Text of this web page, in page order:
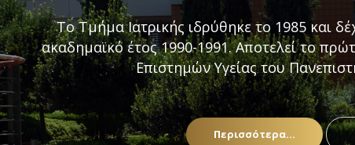
Το Τμήμα Ιατρικής ιδρύθηκε το 1985 και
ακαδημαϊκό έτος 1990-1991. Αποτελεί το
Επιστημών Υγείας του
Περισσότερα...